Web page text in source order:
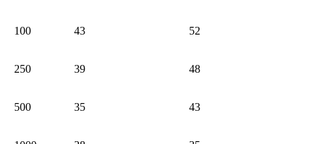
100 43 52
250 39 48
500 35 43